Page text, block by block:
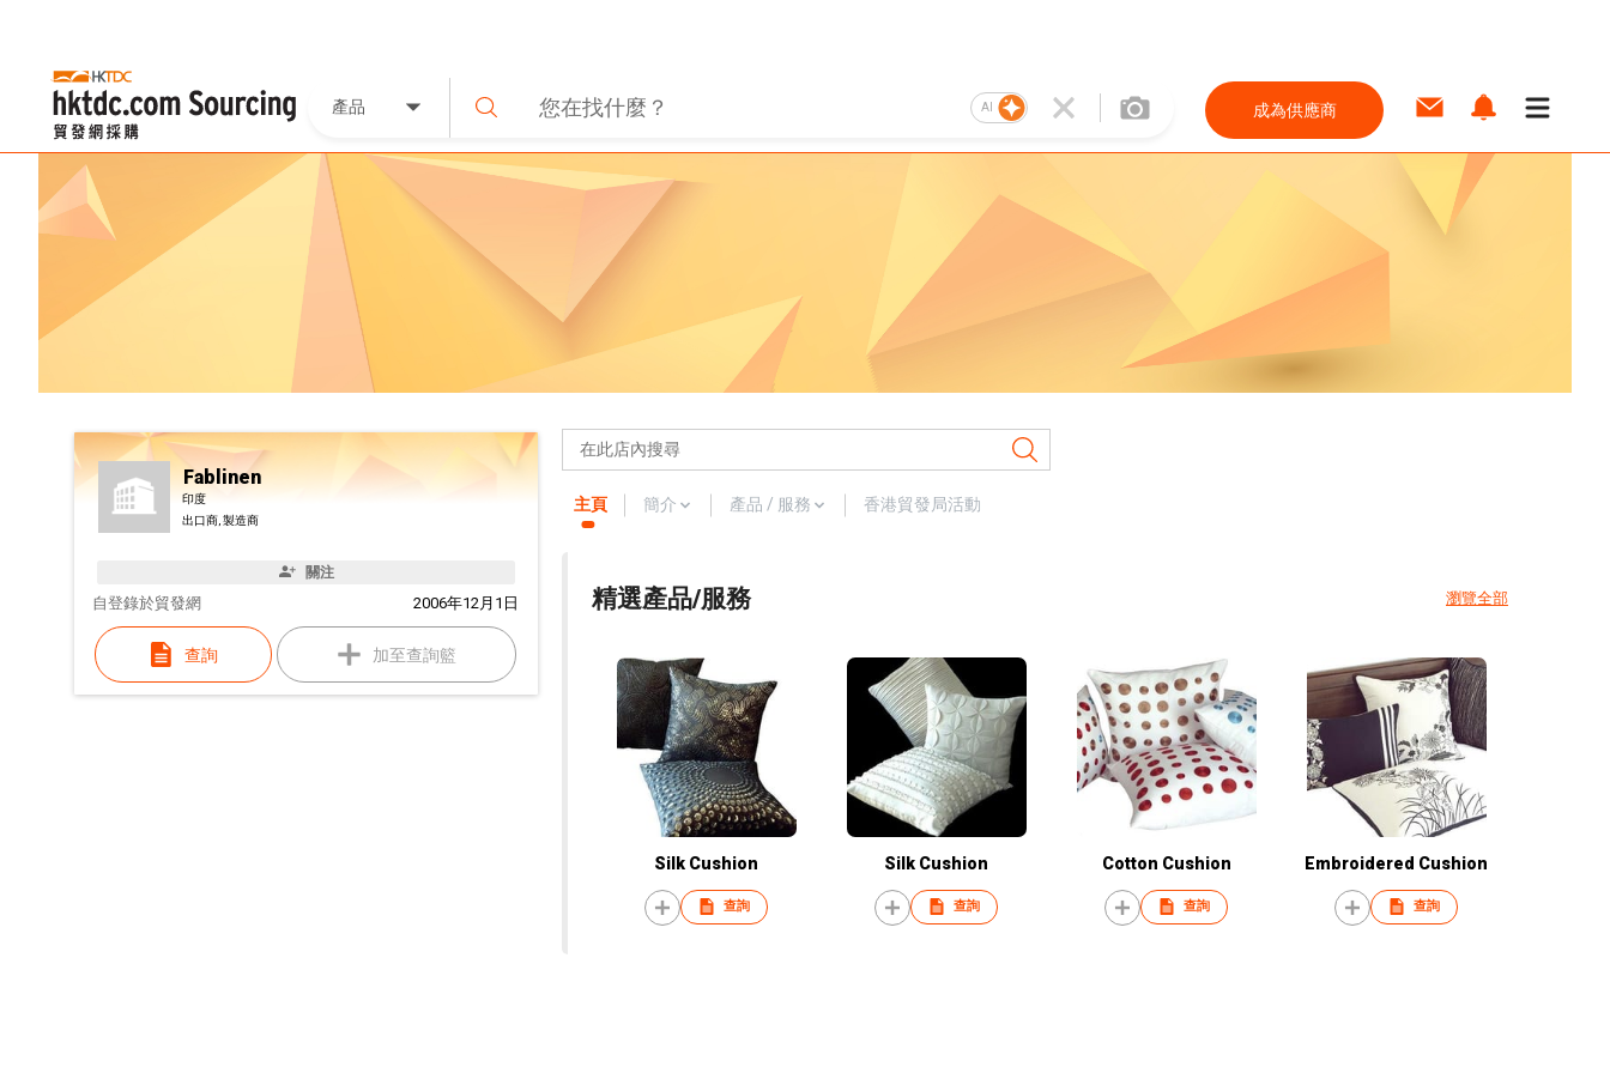
產品 AI 成為供應商
Fablinen
印度
出口商, 製造商
關注
自 2006年12月1日
登錄於貿發網
查詢 加至查詢籃
主頁 簡介 產品 / 服務 香港貿發局活動
精選產品/服務 瀏覽全部
Silk Cushion
查詢
Silk Cushion
查詢
Cotton Cushion
查詢
Embroidered Cushion
查詢